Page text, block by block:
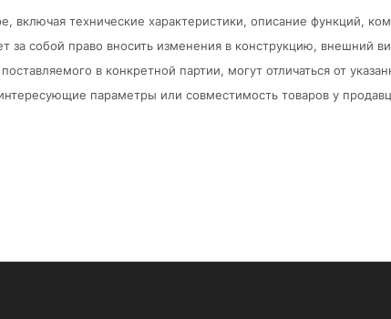
включая технические характеристики, описание функций,
за собой право вносить изменения в конструкцию,
в конкретной партии, могут отличаться от
параметры или совместимость товаров у